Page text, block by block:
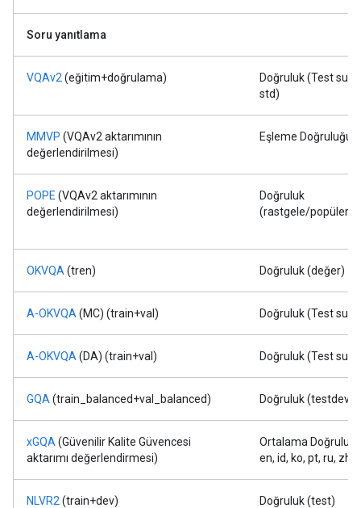
Soru yanıtlama
VQAv2 (eğitim+doğrulama)
Doğruluk (Test
std)
MMVP (VQAv2 aktarımının
değerlendirilmesi)
Eşleme Doğruluğu
POPE (VQAv2 aktarımının
değerlendirilmesi)
Doğruluk
(rastgele/popüler/
OKVQA (tren) Doğruluk (değer)
A-OKVQA (MC) (train+val) Doğruluk (Test
A-OKVQA (DA) (train+val) Doğruluk (Test
GQA (train_balanced+val_balanced) Doğruluk (testdev
xGQA (Güvenilir Kalite Güvencesi
aktarımı değerlendirmesi)
Ortalama Doğruluk
en, id, ko, pt, ru, zh)
NLVR2 (train+dev) Doğruluk (test)